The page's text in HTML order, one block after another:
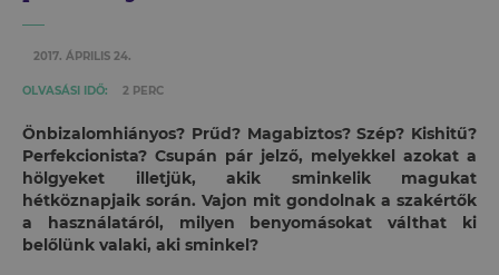
2017. ÁPRILIS 24.
OLVASÁSI IDŐ: 2 PERC
Önbizalomhiányos? Prűd? Magabiztos? Szép? Kishitű?
Perfekcionista? Csupán pár jelző, melyekkel azokat a
hölgyeket illetjük, akik sminkelik magukat
hétköznapjaik során. Vajon mit gondolnak a szakértők
a használatáról, milyen benyomásokat válthat ki
belőlünk valaki, aki sminkel?